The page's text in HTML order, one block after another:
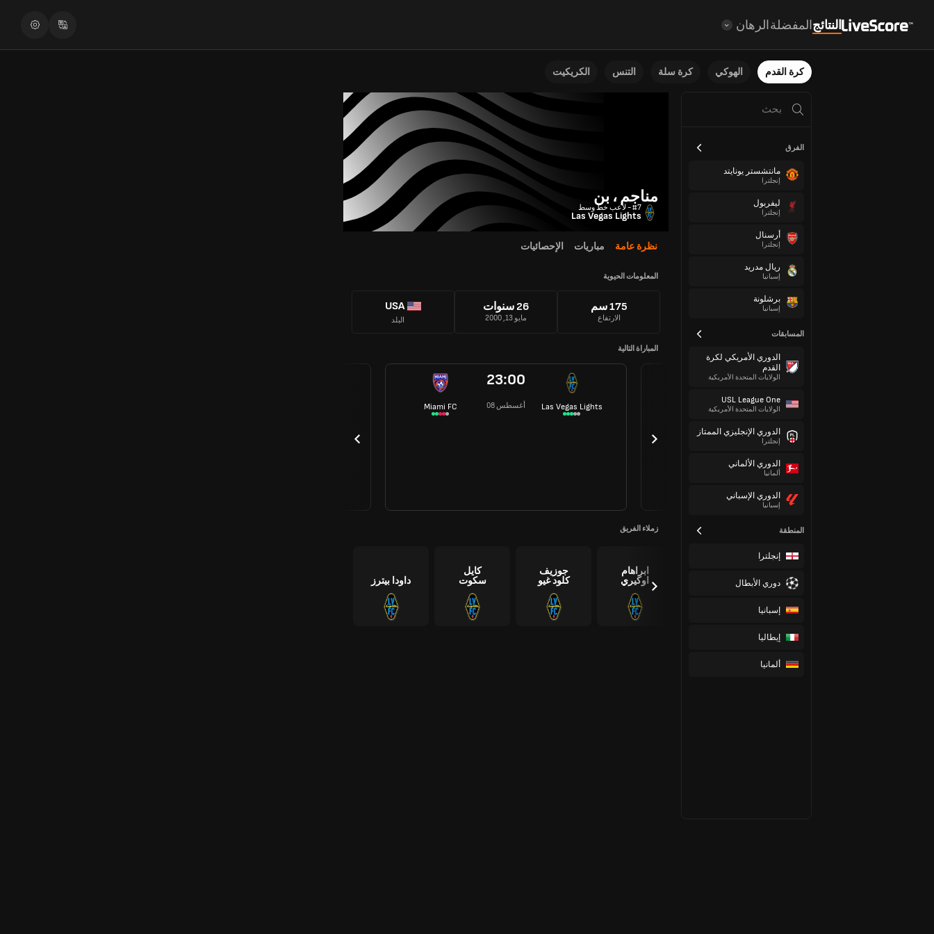
النتائجالمفضلةالرهان
كرة القدم الهوكي كرة سلة التنس الكريكيت
الفرق
مانتشستر يونايتد
إنجلترا
ليفربول
إنجلترا
أرسنال
إنجلترا
ريال مدريد
إسبانيا
برشلونة
إسبانيا
المسابقات
الدوري الأمريكي لكرة
القدم
الولايات المتحدة الأمريكية
USL League One
الولايات المتحدة الأمريكية
الدوري الإنجليزي الممتاز
إنجلترا
الدوري الألماني
ألمانيا
الدوري الإسباني
إسبانيا
المنطقة
إنجلترا
دوري الأبطال
إسبانيا
إيطاليا
ألمانيا
مناجم ، بن
#7 - لاعب خط وسط
Las Vegas Lights
نظرة عامة مباريات الإحصائيات
المعلومات الحيوية
175 سم
الارتفاع
26 سنوات
مايو 13, 2000
USA
البلد
المباراة التالية
Miami FC
23:00
08 أغسطس Las Vegas Lights
زملاء الفريق
ابراهام
اوكيري
جوزيف
كلود غيو
كايل
سكوت
داودا بيترز